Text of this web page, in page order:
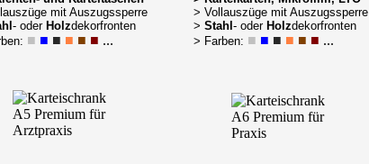
mit Auszugssperre
- oder Holzdekorfronten
■ ■ ■ ■ ■ ■ ...
> Vollauszüge mit Auszugssperre
> Stahl - oder Holzdekorfronten
> Farben: ■ ■ ■ ■ ■ ■ ...